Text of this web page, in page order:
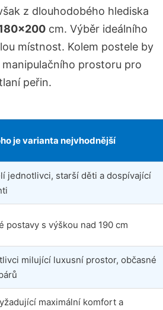
z dlouhodobého hlediska
cm. Výběr ideálního
místnost. Kolem postele by
prostoru pro
peřin.
je varianta nejvhodnější
jednotlivci, starší děti a dospívající
postavy s výškou nad 190 cm
milující luxusní prostor, občasné
maximální komfort a